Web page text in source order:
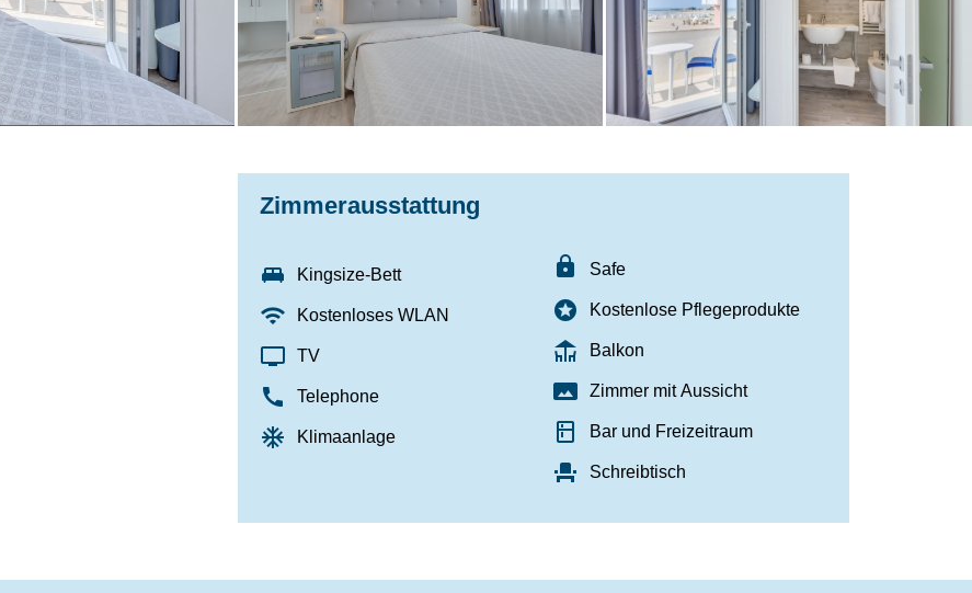
Zimmerausstattung
king_bed Kingsize-Bett
wifi Kostenloses WLAN
tv TV
call Telephone
ac_unit Klimaanlage
lock Safe
stars Kostenlose Pflegeprodukte
deck Balkon
panorama Zimmer mit Aussicht
kitchen Bar und Freizeitraum
event_seat Schreibtisch